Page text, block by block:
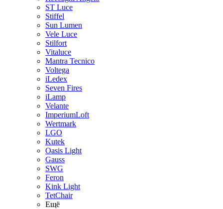
ST Luce
Stiffel
Sun Lumen
Vele Luce
Stilfort
Vitaluce
Mantra Tecnico
Voltega
iLedex
Seven Fires
iLamp
Velante
ImperiumLoft
Wertmark
LGO
Kutek
Oasis Light
Gauss
SWG
Feron
Kink Light
TetСhair
Ещё